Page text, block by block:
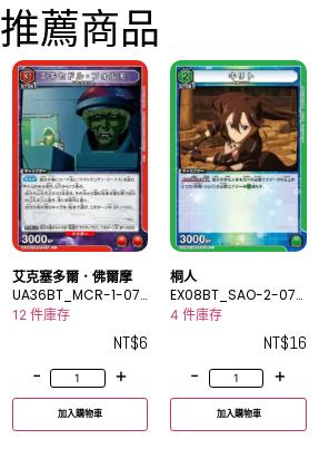
推薦商品
艾克塞多爾．佛爾摩
UA36BT_MCR-1-07
4C
12 件庫存
NT$6
-
+
加入購物車
桐人
EX08BT_SAO-2-071
U
4 件庫存
NT$16
-
+
加入購物車